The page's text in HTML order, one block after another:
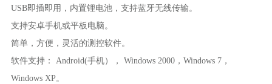
USB即插即用，内置锂电池，支持蓝牙无线传输。
支持安卓手机或平板电脑。
简单，方便，灵活的测控软件。
软件支持： Android(手机）， Windows 2000，Windows 7，
Windows XP。